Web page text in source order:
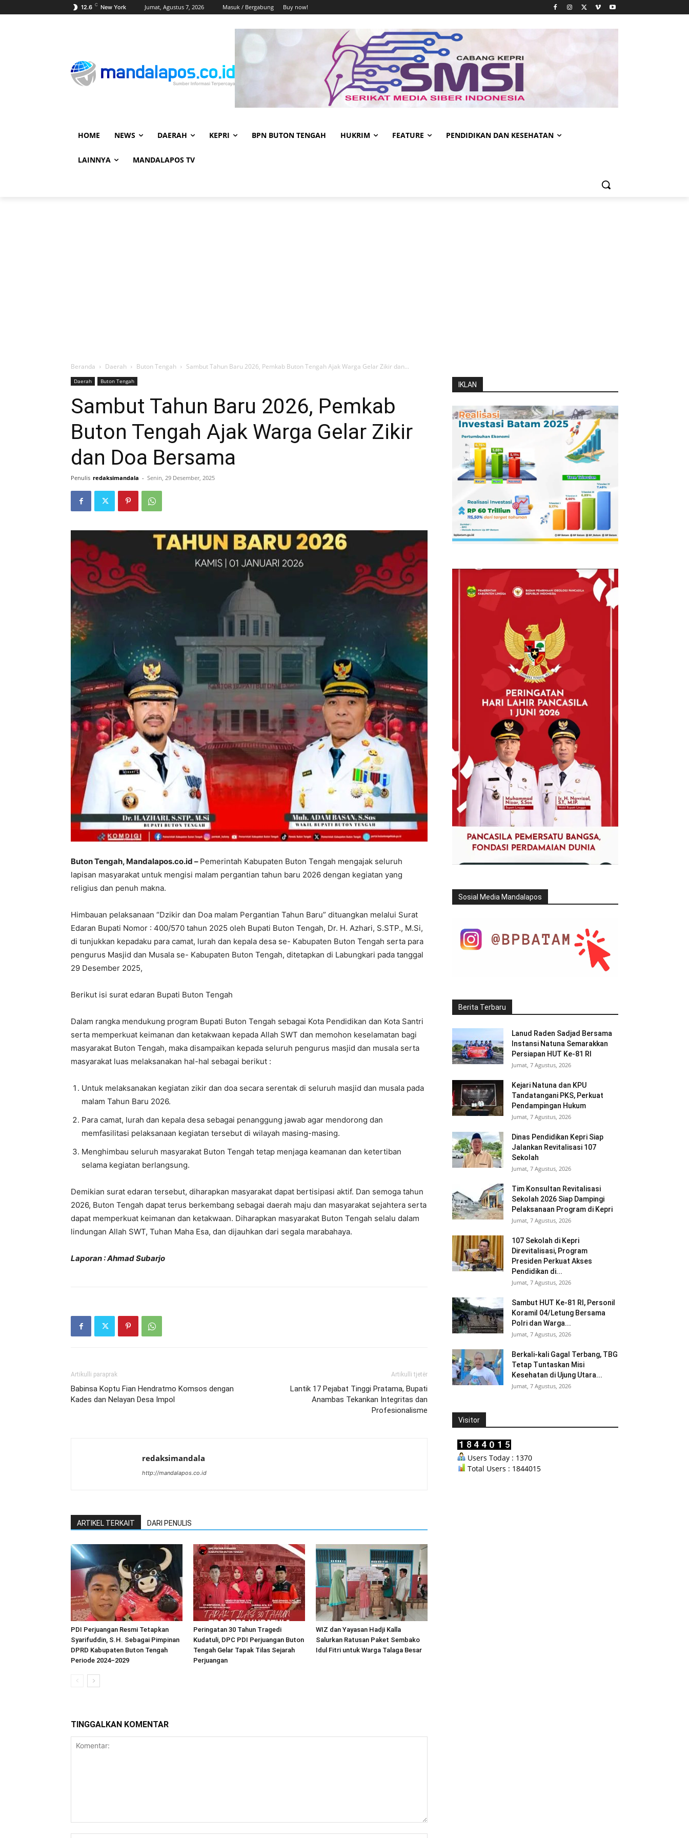
12.6 C New York Jumat, Agustus 7, 2026 Masuk / Bergabung Buy now!
HOME NEWS DAERAH KEPRI BPN BUTON TENGAH HUKRIM FEATURE PENDIDIKAN DAN KESEHATAN
LAINNYA MANDALAPOS TV
Beranda Daerah Buton Tengah Sambut Tahun Baru 2026, Pemkab Buton Tengah Ajak Warga Gelar Zikir dan...
Daerah Buton Tengah
Sambut Tahun Baru 2026, Pemkab
Buton Tengah Ajak Warga Gelar Zikir
dan Doa Bersama
Penulis redaksimandala - Senin, 29 Desember, 2025
​Buton Tengah, Mandalapos.co.id – Pemerintah Kabupaten Buton Tengah mengajak seluruh
lapisan masyarakat untuk mengisi malam pergantian tahun baru 2026 dengan kegiatan yang
religius dan penuh makna.
Himbauan pelaksanaan “Dzikir dan Doa malam Pergantian Tahun Baru” dituangkan melalui Surat
Edaran Bupati Nomor : 400/570 tahun 2025 oleh Bupati Buton Tengah, Dr. H. Azhari, S.STP., M.Si,
di tunjukkan kepadaku para camat, lurah dan kepala desa se- Kabupaten Buton Tengah serta para
pengurus Masjid dan Musala se- Kabupaten Buton Tengah, ditetapkan di Labungkari pada tanggal
29 Desember 2025,
Berikut isi surat edaran Bupati Buton Tengah
Dalam rangka mendukung program Bupati Buton Tengah sebagai Kota Pendidikan dan Kota Santri
serta memperkuat keimanan dan ketakwaan kepada Allah SWT dan memohon keselamatan bagi
masyarakat Buton Tengah, maka disampaikan kepada seluruh pengurus masjid dan musala serta
masyarakat luas melaksanakan hal-hal sebagai berikut :
Untuk melaksanakan kegiatan zikir dan doa secara serentak di seluruh masjid dan musala pada
malam Tahun Baru 2026.
Para camat, lurah dan kepala desa sebagai penanggung jawab agar mendorong dan
memfasilitasi pelaksanaan kegiatan tersebut di wilayah masing-masing.
Menghimbau seluruh masyarakat Buton Tengah tetap menjaga keamanan dan ketertiban
selama kegiatan berlangsung.
Demikian surat edaran tersebut, diharapkan masyarakat dapat bertisipasi aktif. Dan semoga tahun
2026, Buton Tengah dapat terus berkembang sebagai daerah maju dan masyarakat sejahtera serta
dapat memperkuat keimanan dan ketakwaan. Diharapkan masyarakat Buton Tengah selalu dalam
lindungan Allah SWT, Tuhan Maha Esa, dan dijauhkan dari segala marabahaya.
Laporan : Ahmad Subarjo
Artikulli paraprak
Babinsa Koptu Fian Hendratmo Komsos dengan
Kades dan Nelayan Desa Impol
Artikulli tjetër
Lantik 17 Pejabat Tinggi Pratama, Bupati
Anambas Tekankan Integritas dan
Profesionalisme
redaksimandala
http://mandalapos.co.id
ARTIKEL TERKAIT DARI PENULIS
PDI Perjuangan Resmi Tetapkan
Syarifuddin, S.H. Sebagai Pimpinan
DPRD Kabupaten Buton Tengah
Periode 2024–2029
Peringatan 30 Tahun Tragedi
Kudatuli, DPC PDI Perjuangan Buton
Tengah Gelar Tapak Tilas Sejarah
Perjuangan
WIZ dan Yayasan Hadji Kalla
Salurkan Ratusan Paket Sembako
Idul Fitri untuk Warga Talaga Besar
TINGGALKAN KOMENTAR
IKLAN
Sosial Media Mandalapos
Berita Terbaru
Lanud Raden Sadjad Bersama
Instansi Natuna Semarakkan
Persiapan HUT Ke-81 RI
Jumat, 7 Agustus, 2026
Kejari Natuna dan KPU
Tandatangani PKS, Perkuat
Pendampingan Hukum
Jumat, 7 Agustus, 2026
Dinas Pendidikan Kepri Siap
Jalankan Revitalisasi 107
Sekolah
Jumat, 7 Agustus, 2026
Tim Konsultan Revitalisasi
Sekolah 2026 Siap Dampingi
Pelaksanaan Program di Kepri
Jumat, 7 Agustus, 2026
107 Sekolah di Kepri
Direvitalisasi, Program
Presiden Perkuat Akses
Pendidikan di...
Jumat, 7 Agustus, 2026
Sambut HUT Ke-81 RI, Personil
Koramil 04/Letung Bersama
Polri dan Warga...
Jumat, 7 Agustus, 2026
Berkali-kali Gagal Terbang, TBG
Tetap Tuntaskan Misi
Kesehatan di Ujung Utara...
Jumat, 7 Agustus, 2026
Visitor
Users Today : 1370
Total Users : 1844015